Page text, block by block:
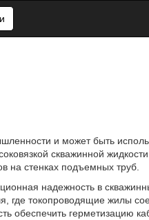
и может быть
скважинной
на стенках подъемных труб.
надежность в
где токопроводящие жилы
обеспечить герметизацию